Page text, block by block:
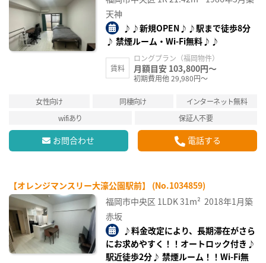
天神
♪♪新規OPEN♪♪駅まで徒歩8分
♪ 禁煙ルーム・Wi-Fi無料♪♪
賃料
ロングプラン（福岡物件）
月額目安 103,800円～
初期費用他 29,980円～
女性向け 同棲向け
インターネット無料
wifiあり
保証人不要
お問合わせ 電話する
【オレンジマンスリー大濠公園駅前】 (No.1034859)
福岡市中央区 1LDK31m² 2018年1月築
赤坂
♪料金改定により、長期滞在がさら
にお求めやすく！！オートロック付き♪
駅近徒歩2分♪ 禁煙ルーム！！Wi-Fi無